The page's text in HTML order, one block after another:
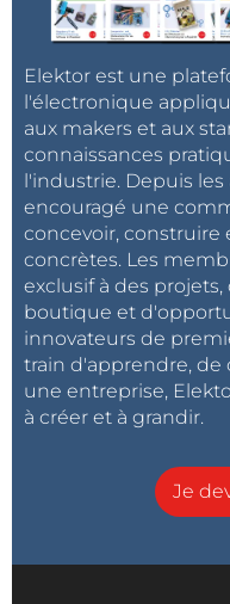
nouvelle architecture
de piloter
nécessitant aucun
permet
surface du circuit
C1, C2 et C3 sont
sur les broches
utilisés pour
l’amplificateur. De
passe-haut pour
figure 3montre le
intégré PAM8403. P1
à deux broches à
le niveau sonore de
Elektor est une
l'électronique
aux makers et aux
connaissances
l'industrie. Depuis
encouragé une
concevoir, construire
concrètes. Les
exclusif à des
boutique et
innovateurs de
train d'apprendre, de
une entreprise,
à créer et à grandir.
Je